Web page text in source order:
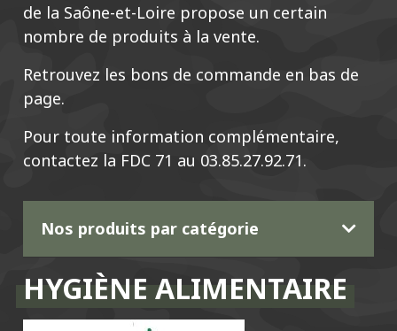
de la Saône-et-Loire propose un certain
nombre de produits à la vente.
Retrouvez les bons de commande en bas de
page.
Pour toute information complémentaire,
contactez la FDC 71 au 03.85.27.92.71.
Nos produits par catégorie
HYGIÈNE ALIMENTAIRE